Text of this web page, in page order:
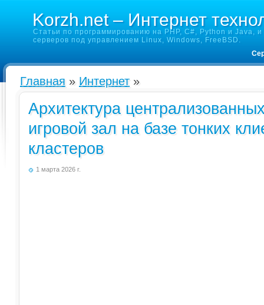
Korzh.net – Интернет
Статьи по программированию на PHP, C#, Python и Java,
серверов под управлением Linux, Windows, FreeBSD.
Главная » Интернет »
Архитектура
игровой зал на базе тонких
кластеров
1 марта 2026 г.